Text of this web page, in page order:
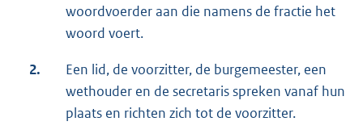
woordvoerder aan die namens de fractie het
woord voert.
2.
Een lid, de voorzitter, de burgemeester, een
wethouder en de secretaris spreken vanaf hun
plaats en richten zich tot de voorzitter.